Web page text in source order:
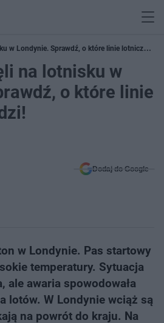
w Londynie. Sprawdź, o które linie lotnicze
na lotnisku w
o które linie
Dodaj do Google
w Londynie. Pas startowy
temperatury. Sytuacja
ale awaria spowodowała
lotów. W Londynie wciąż są
na powrót do kraju. Na